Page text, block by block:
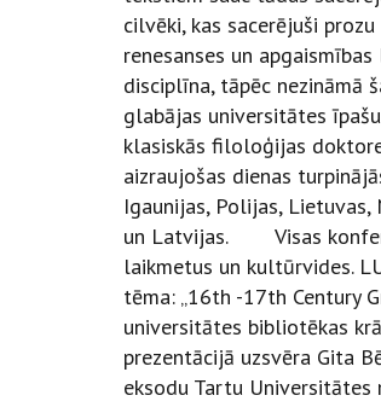
cilvēki, kas sacerējuši
renesanses un
disciplīna, tāpēc nezināmā
glabājas universitātes
klasiskās filoloģijas
aizraujošas dienas
Igaunijas, Polijas,
un Latvijas. Visas
laikmetus un kultūrvides.
tēma: „16th -17th Century
universitātes bibliotēkas
prezentācijā uzsvēra Gita
eksodu Tartu